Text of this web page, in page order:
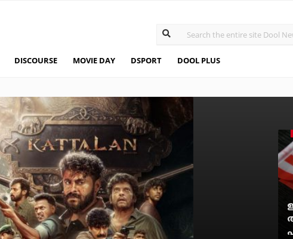
DISCOURSE MOVIE DAY DSPORT DOOL PLUS